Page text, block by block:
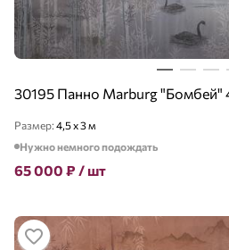
30195 Панно Marburg "Бомбей"
Размер: 4,5 х 3 м
Нужно немного подождать
65 000 ₽ / шт